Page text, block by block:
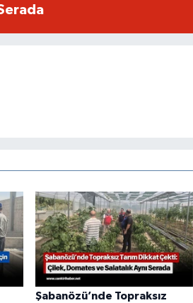
Şabanözü’nde Topraksız